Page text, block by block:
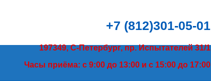
+7 (812)301-05-01
197349, С-Петербург, пр. Испытателей 31/1
Часы приёма: с 9:00 до 13:00 и с 15:00 до 17:00